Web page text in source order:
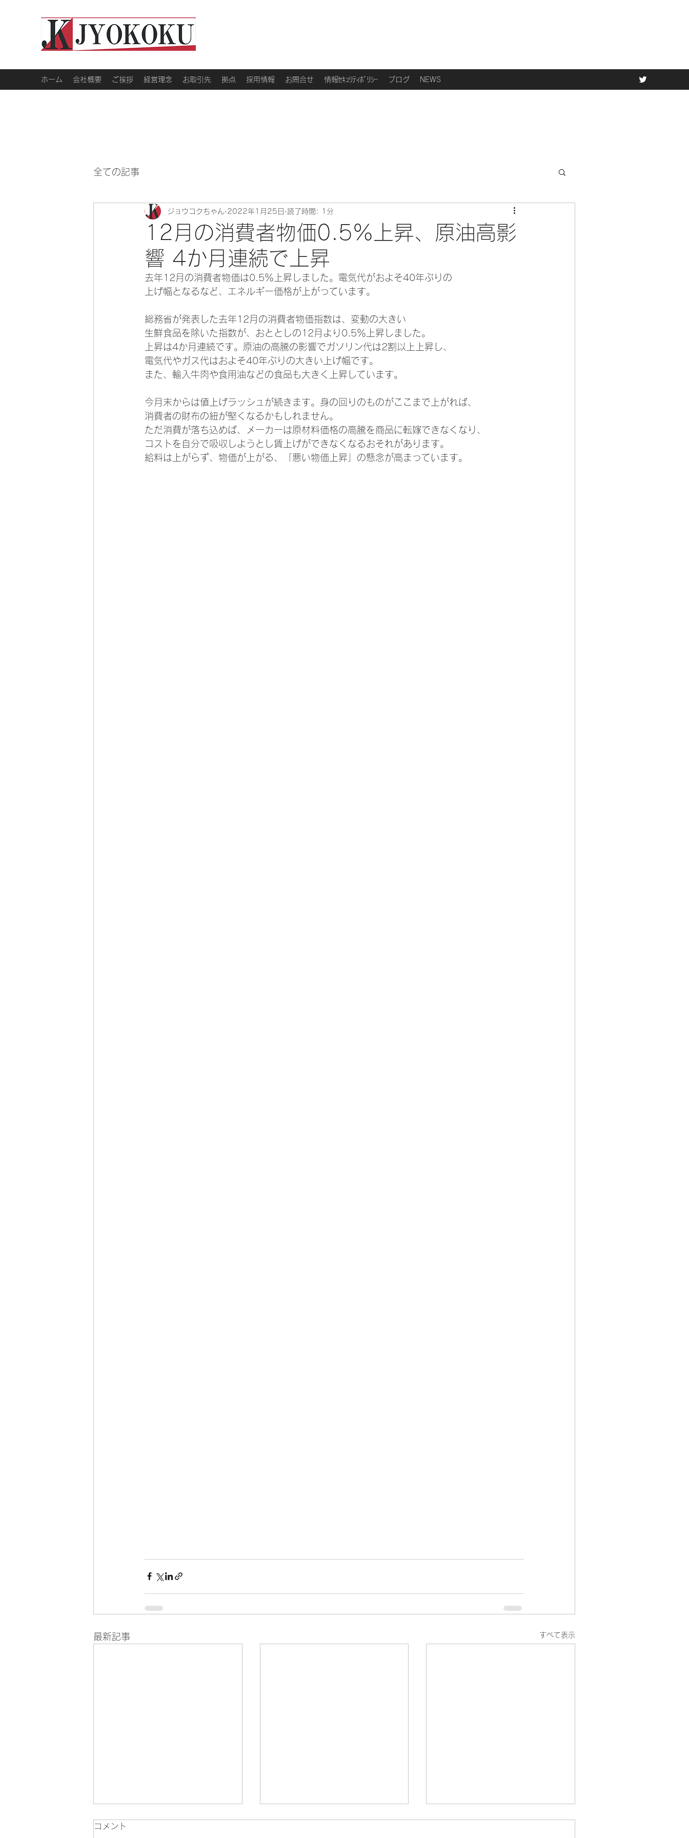
ホーム 会社概要 ご挨拶 経営理念 お取引先 拠点 採用情報 お問合せ 情報ｾｷｭﾘﾃｨﾎﾟﾘｼｰ ブログ NEWS
全ての記事
12月の消費者物価0.5％上昇、原油高影
響 4か月連続で上昇
ジョウコクちゃん 2022年1月25日 読了時間: 1分
去年12月の消費者物価は0.5％上昇しました。電気代がおよそ40年ぶりの
上げ幅となるなど、エネルギー価格が上がっています。
総務省が発表した去年12月の消費者物価指数は、変動の大きい
生鮮食品を除いた指数が、おととしの12月より0.5％上昇しました。
上昇は4か月連続です。原油の高騰の影響でガソリン代は2割以上上昇し、
電気代やガス代はおよそ40年ぶりの大きい上げ幅です。
また、輸入牛肉や食用油などの食品も大きく上昇しています。
今月末からは値上げラッシュが続きます。身の回りのものがここまで上がれば、
消費者の財布の紐が堅くなるかもしれません。
ただ消費が落ち込めば、メーカーは原材料価格の高騰を商品に転嫁できなくなり、
コストを自分で吸収しようとし賃上げができなくなるおそれがあります。
給料は上がらず、物価が上がる、「悪い物価上昇」の懸念が高まっています。
最新記事 すべて表示
コメント